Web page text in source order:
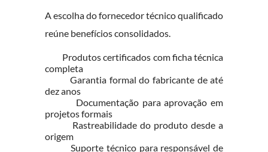
A escolha do fornecedor técnico qualificado
reúne benefícios consolidados.
Produtos certificados com ficha técnica
completa
Garantia formal do fabricante de até
dez anos
Documentação para aprovação em
projetos formais
Rastreabilidade do produto desde a
origem
Suporte técnico para responsável de